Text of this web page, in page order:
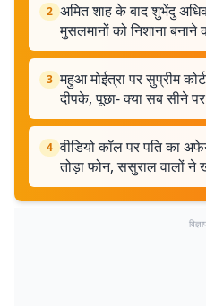
2 अमित शाह के बाद शुभेंदु
मुसलमानों को निशाना बनाने
3 महुआ मोईत्रा पर सुप्रीम
दीपके, पूछा- क्या सब सीने
4 वीडियो कॉल पर पति का
तोड़ा फोन, ससुराल वालों ने